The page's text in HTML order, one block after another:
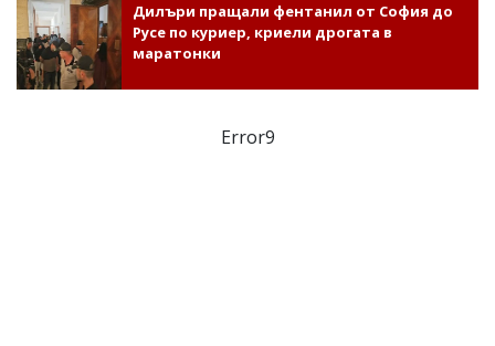
Дилъри пращали фентанил от София до
Русе по куриер, криели дрогата в
маратонки
Error9